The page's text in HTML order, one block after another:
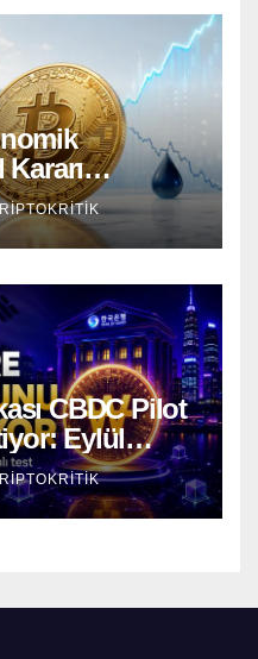
Seyrediyor
CBDC Pilot
Eylül